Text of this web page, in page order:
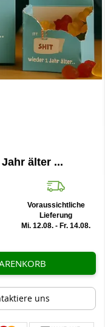
älter ...
Voraussichtliche
Lieferung
Mi. 12.08. - Fr. 14.08.
uns